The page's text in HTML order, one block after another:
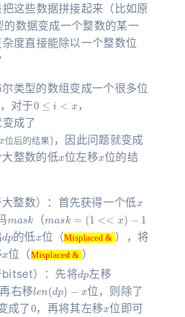
这些数据拼接起来（比如原
数据变成一个整数的某一
度直接能除以一个整数位
类型的数组变成一个很多位
，对于
0≤i<x
，
变成了
x位 后
，因此问题就变成
整数的低 位左移
x
位的结
整数）：首先获得一个低
mask
（
m ask=
(1 <<x)
−
dp
的低
x
位（
Misplaced &
），将
x
位（
Misplaced &
）
bitset）：先将
d
左移
右移
le n dp)−x
位，则除了
成了
0
，再将其左移 位即可